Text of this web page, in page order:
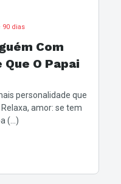
dias
Com
O Papai
personalidade que
amor: se tem
(...)